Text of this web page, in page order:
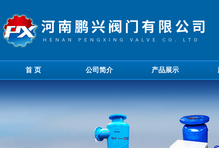
首 页 公司简介 产品展示